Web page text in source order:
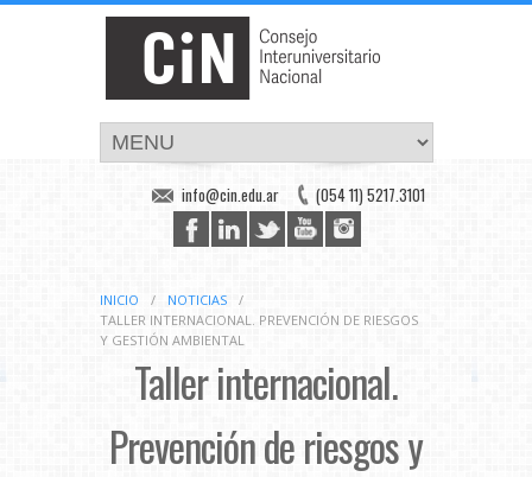
(054 11) 5217.3101
info@cin.edu.ar
INICIO / NOTICIAS
/
TALLER INTERNACIONAL. PREVENCIÓN DE RIESGOS
Y GESTIÓN AMBIENTAL
Taller internacional.
Prevención de riesgos y